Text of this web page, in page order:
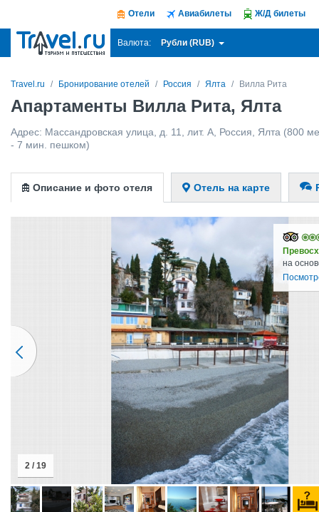
Отели Авиабилеты Ж/Д билеты
Валюта: Рубли (RUB)
Travel.ru Бронирование отелей Россия Ялта Вилла Рита
Апартаменты Вилла Рита, Ялта
Адрес: Массандровская улица, д. 11, лит. А Россия Ялта (800
- 7 мин. пешком)
Описание и фото отеля Отель на карте
на
2 / 19